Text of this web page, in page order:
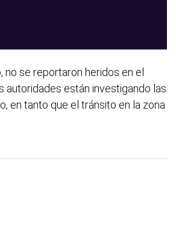
no se reportaron heridos en el
autoridades están investigando las
en tanto que el tránsito en la zona